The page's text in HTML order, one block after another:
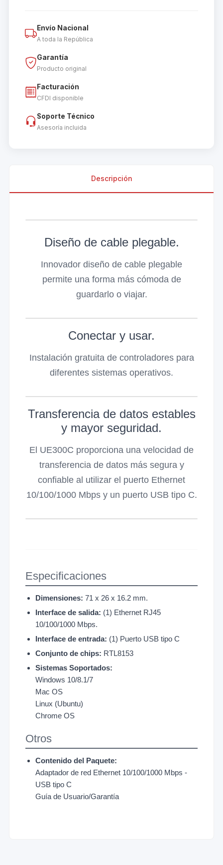
Envío Nacional
A toda la República
Garantía
Producto original
Facturación
CFDI disponible
Soporte Técnico
Asesoría incluida
Descripción
Diseño de cable plegable.
Innovador diseño de cable plegable
permite una forma más cómoda de
guardarlo o viajar.
Conectar y usar.
Instalación gratuita de controladores para
diferentes sistemas operativos.
Transferencia de datos estables
y mayor seguridad.
El UE300C proporciona una velocidad de
transferencia de datos más segura y
confiable al utilizar el puerto Ethernet
10/100/1000 Mbps y un puerto USB tipo C.
Especificaciones
Dimensiones: 71 x 26 x 16.2 mm.
Interface de salida: (1) Ethernet RJ45
10/100/1000 Mbps.
Interface de entrada: (1) Puerto USB tipo C
Conjunto de chips: RTL8153
Sistemas Soportados:
Windows 10/8.1/7
Mac OS
Linux (Ubuntu)
Chrome OS
Otros
Contenido del Paquete:
Adaptador de red Ethernet 10/100/1000 Mbps -
USB tipo C
Guía de Usuario/Garantía